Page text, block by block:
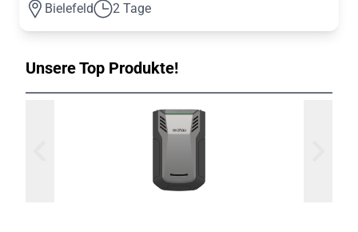
Bielefeld 2 Tage
Unsere Top Produkte!